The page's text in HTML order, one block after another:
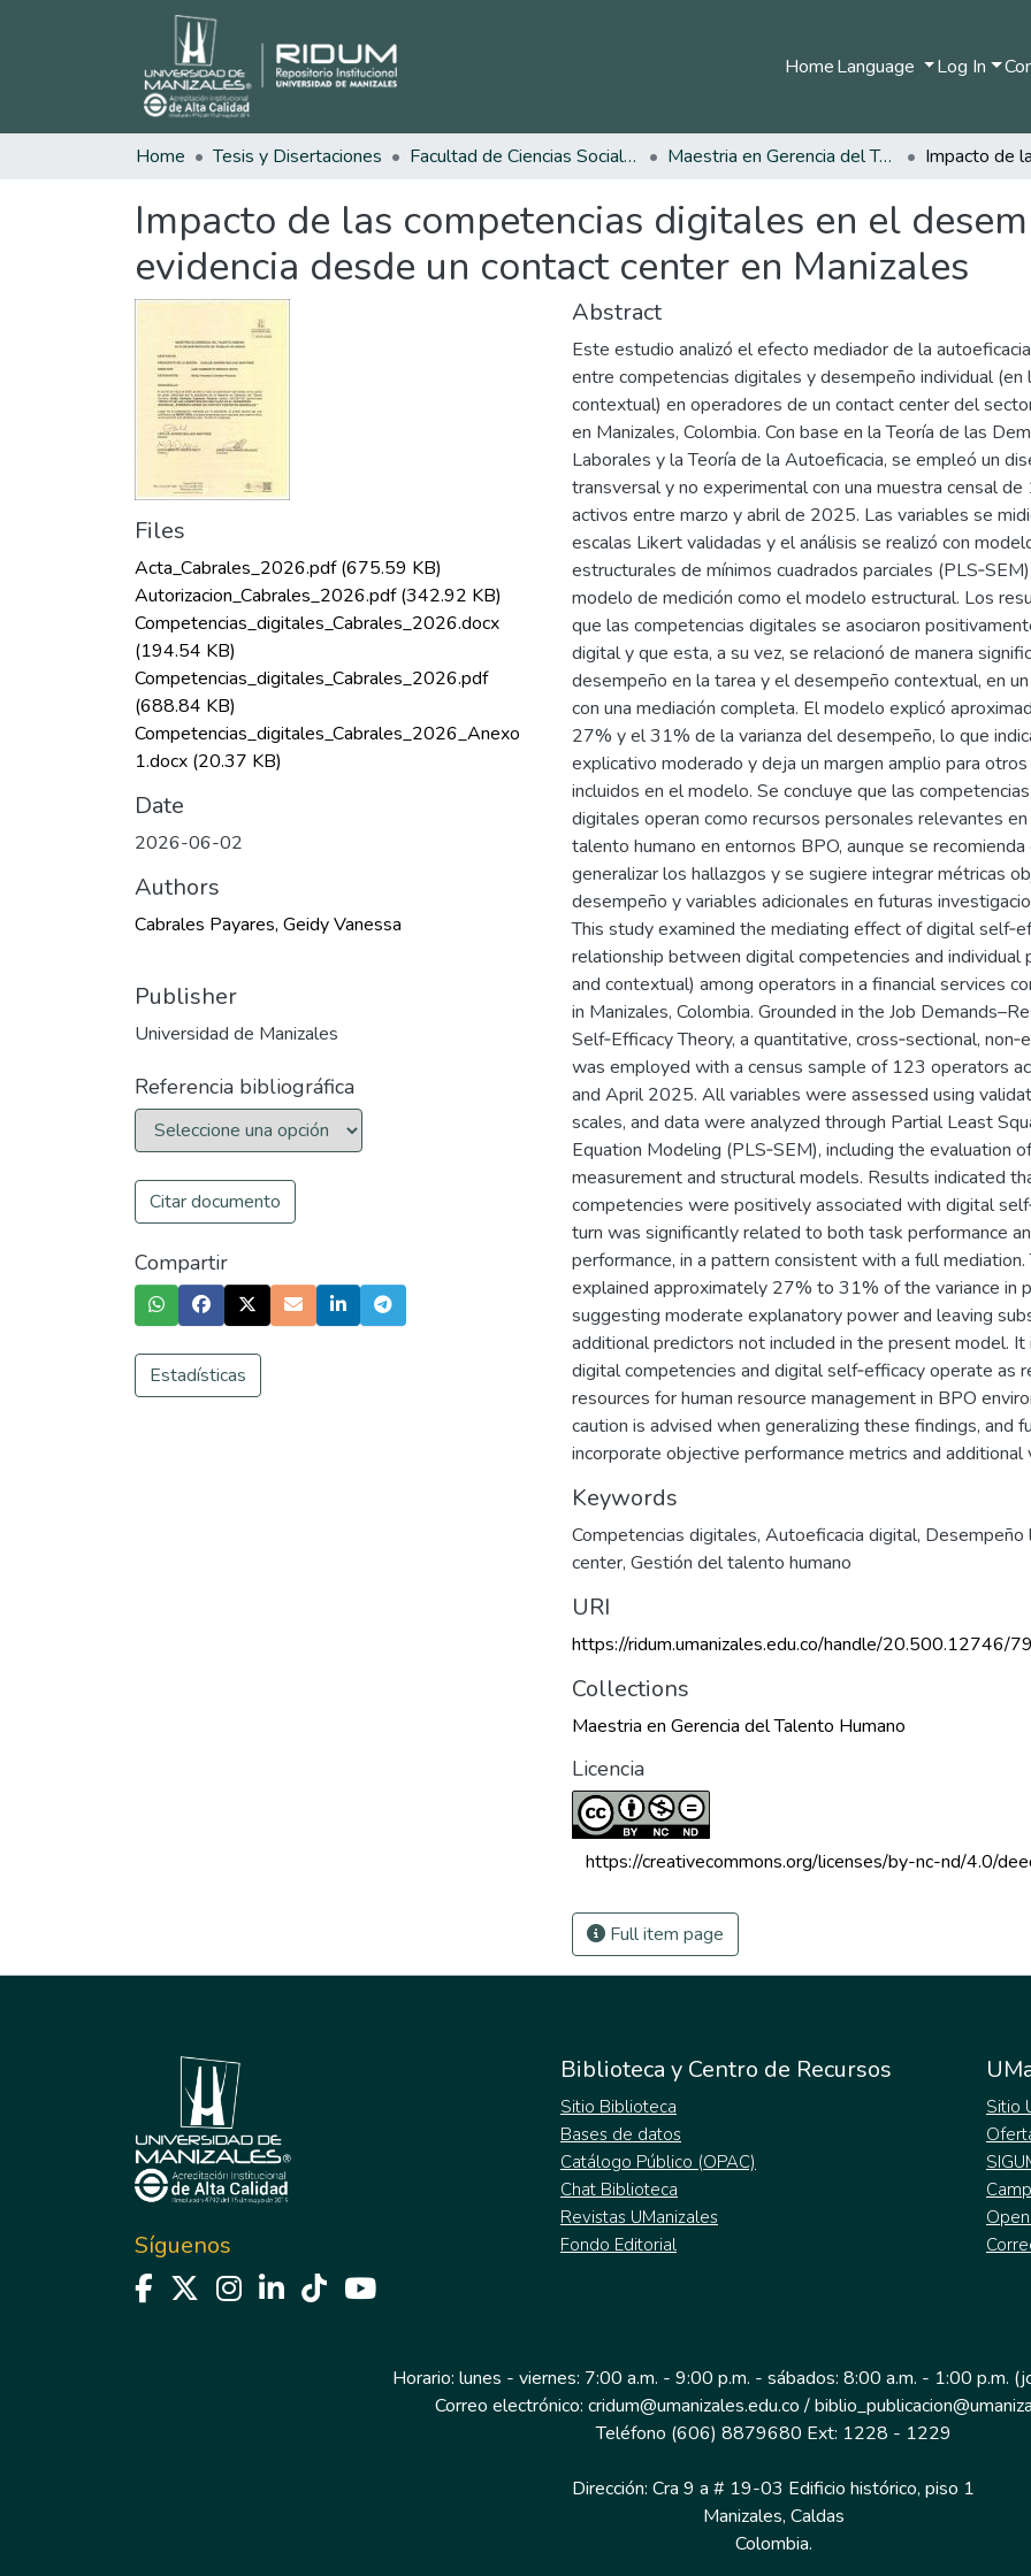
HomeLanguage Log In
Home Tesis y Disertaciones Facultad de Ciencias Sociales y Humanas Maestria en Gerencia del Talento Humano
Impacto de las competencias digitales en el
evidencia desde un contact center en Manizales
Files
Acta_Cabrales_2026.pdf(675.59 KB)
Autorizacion_Cabrales_2026.pdf(342.92 KB)
Competencias_digitales_Cabrales_2026.docx
(194.54 KB)
Competencias_digitales_Cabrales_2026.pdf
(688.84 KB)
Competencias_digitales_Cabrales_2026_Anexo
1.docx (20.37 KB)
Date
2026-06-02
Authors
Cabrales Payares, Geidy Vanessa
Publisher
Universidad de Manizales
Referencia bibliográfica
Citar documento
Compartir
Estadísticas
Abstract
Este estudio analizó el efecto mediador de la
entre competencias digitales y desempeño individual (en
contextual) en operadores de un contact center del
en Manizales, Colombia. Con base en la Teoría de las
Laborales y la Teoría de la Autoeficacia, se empleó un
transversal y no experimental con una muestra censal
activos entre marzo y abril de 2025. Las variables se
escalas Likert validadas y el análisis se realizó con
estructurales de mínimos cuadrados parciales
modelo de medición como el modelo estructural. Los
que las competencias digitales se asociaron
digital y que esta, a su vez, se relacionó de manera
desempeño en la tarea y el desempeño contextual, en
con una mediación completa. El modelo explicó
27% y el 31% de la varianza del desempeño, lo que
explicativo moderado y deja un margen amplio para
incluidos en el modelo. Se concluye que las
digitales operan como recursos personales relevantes
talento humano en entornos BPO, aunque se recomienda
generalizar los hallazgos y se sugiere integrar métricas
desempeño y variables adicionales en futuras
This study examined the mediating effect of digital
relationship between digital competencies and individual
and contextual) among operators in a financial services
in Manizales, Colombia. Grounded in the Job
Self‑Efficacy Theory, a quantitative, cross‑sectional,
was employed with a census sample of 123 operators
and April 2025. All variables were assessed using
scales, and data were analyzed through Partial Least
Equation Modeling (PLS‑SEM), including the evaluation
measurement and structural models. Results indicated
competencies were positively associated with digital
turn was significantly related to both task performance
performance, in a pattern consistent with a full
explained approximately 27% to 31% of the variance in
suggesting moderate explanatory power and leaving
additional predictors not included in the present model.
digital competencies and digital self‑efficacy operate as
resources for human resource management in BPO
caution is advised when generalizing these findings, and
incorporate objective performance metrics and additional
Keywords
Competencias digitales, Autoeficacia digital, Desempeño
center, Gestión del talento humano
URI
https://ridum.umanizales.edu.co/handle/20.500.12746/
Collections
Maestria en Gerencia del Talento Humano
Licencia
https://creativecommons.org/licenses/by-nc-nd/4.0/
Full item page
Síguenos
Biblioteca y Centro de Recursos
Sitio Biblioteca
Bases de datos
Catálogo Público (OPAC)
Chat Biblioteca
Revistas UManizales
Fondo Editorial
Sitio
Horario: lunes - viernes: 7:00 a.m. - 9:00 p.m. - sábados: 8:00 a.m. - 1:00 p.m.
Correo electrónico: cridum@umanizales.edu.co /
Teléfono (606) 8879680 Ext: 1228 - 1229
Dirección: Cra 9 a # 19-03 Edificio histórico, piso 1
Manizales, Caldas
Colombia.